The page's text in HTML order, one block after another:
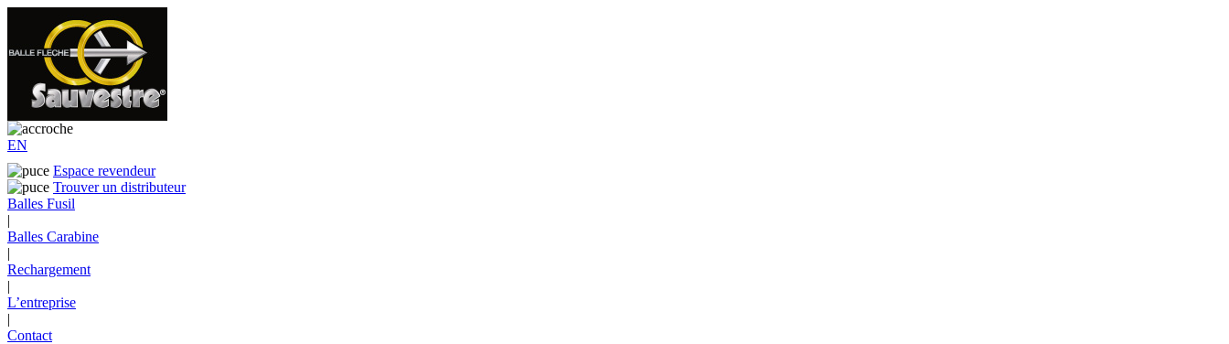
EN
Espace revendeur
Trouver un distributeur
Balles Fusil
|
Balles Carabine
|
Rechargement
|
L’entreprise
|
Contact